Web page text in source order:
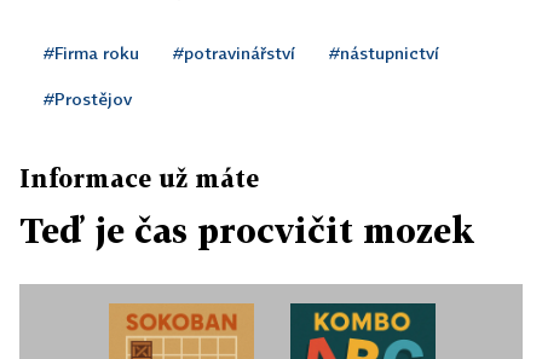
#Firma roku #potravinářství #nástupnictví
#Prostějov
Informace už máte
Teď je čas procvičit mozek